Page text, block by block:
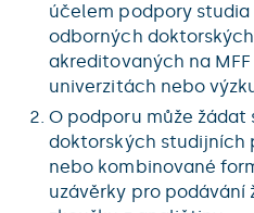
účelem podpory studia
odborných
akreditovaných na
univerzitách nebo
O podporu může
doktorských studijních
nebo kombinované
uzávěrky pro podávání